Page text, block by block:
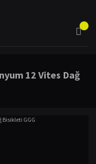
12 Vites Dağ